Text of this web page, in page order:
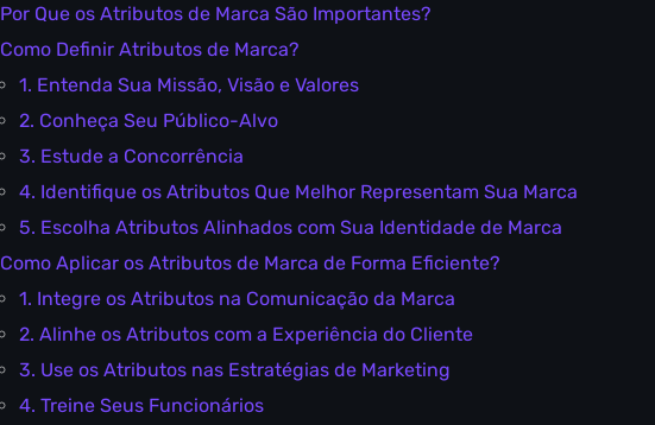
Por Que os Atributos de Marca São Importantes?
Como Definir Atributos de Marca?
1. Entenda Sua Missão, Visão e Valores
2. Conheça Seu Público-Alvo
3. Estude a Concorrência
4. Identifique os Atributos Que Melhor Representam Sua Marca
5. Escolha Atributos Alinhados com Sua Identidade de Marca
Como Aplicar os Atributos de Marca de Forma Eficiente?
1. Integre os Atributos na Comunicação da Marca
2. Alinhe os Atributos com a Experiência do Cliente
3. Use os Atributos nas Estratégias de Marketing
4. Treine Seus Funcionários